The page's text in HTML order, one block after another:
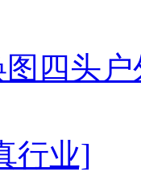
四头
行业]